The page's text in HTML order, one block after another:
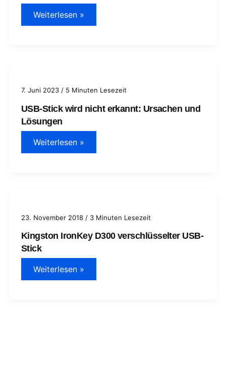
USB-
Stick
sicher
Weiterlesen »
7. Juni 2023 / 5 Minuten Lesezeit
USB-Stick wird nicht erkannt: Ursachen und
Lösungen
USB-
Stick
wird
Weiterlesen »
23. November 2018 / 3 Minuten Lesezeit
Kingston IronKey D300 verschlüsselter USB-
Stick
Kingston
IronKey
D300
Weiterlesen »